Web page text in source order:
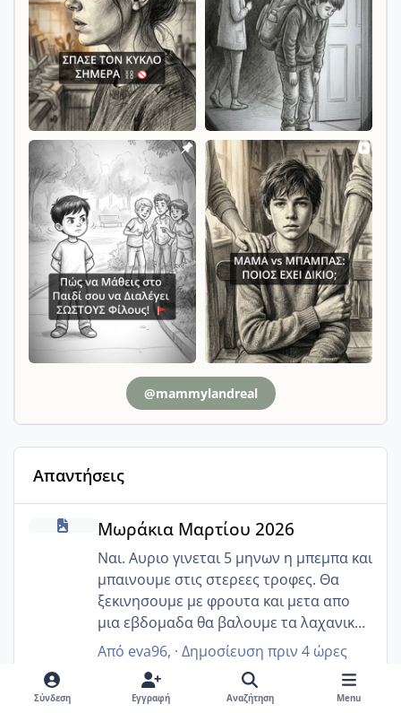
@mammylandreal
Απαντήσεις
Μωράκια Μαρτίου 2026
Μωράκια Μαρτίου 2026
Ναι. Αυριο γινεται 5 μηνων η μπεμπα και
μπαινουμε στις στερεες τροφες. Θα
ξεκινησουμε με φρουτα και μετα απο
μια εβδομαδα θα βαλουμε τα λαχανικα
και το κρεας.
Από eva96, · Δημοσίευση πριν 4 ώρες
Μωράκια Μαΐου 2026 🌸🌻🌹
Μωράκια Μαΐου 2026 🌸🌻🌹
Σύνδεση Εγγραφή Αναζήτηση Menu